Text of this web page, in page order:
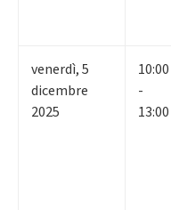
venerdì,5
dicembre
2025
10:00
-
13:00